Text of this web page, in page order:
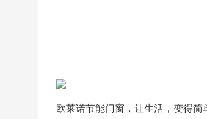
欧莱诺节能门窗，让生活，变得